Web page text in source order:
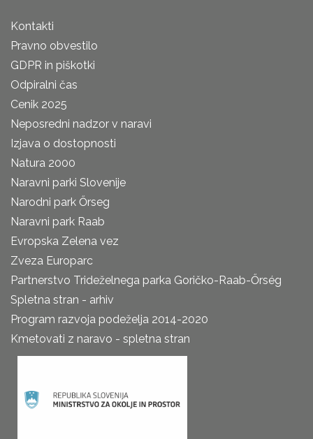
Kontakti
Pravno obvestilo
GDPR in piškotki
Odpiralni čas
Cenik 2025
Neposredni nadzor v naravi
Izjava o dostopnosti
Natura 2000
Naravni parki Slovenije
Narodni park Őrseg
Naravni park Raab
Evropska Zelena vez
Zveza Europarc
Partnerstvo Trideželnega parka Goričko-Raab-Őrség
Spletna stran - arhiv
Program razvoja podeželja 2014-2020
Kmetovati z naravo - spletna stran